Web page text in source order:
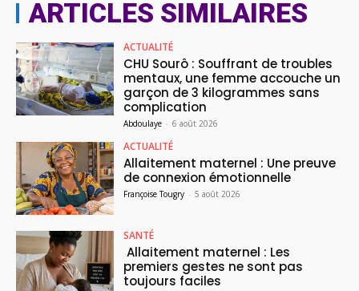
ARTICLES SIMILAIRES
ACTUALITÉ
CHU Sourô : Souffrant de troubles
mentaux, une femme accouche un
garçon de 3 kilogrammes sans
complication
Abdoulaye - 6 août 2026
ACTUALITÉ
Allaitement maternel : Une preuve
de connexion émotionnelle
Françoise Tougry - 5 août 2026
SANTÉ
Allaitement maternel : Les
premiers gestes ne sont pas
toujours faciles